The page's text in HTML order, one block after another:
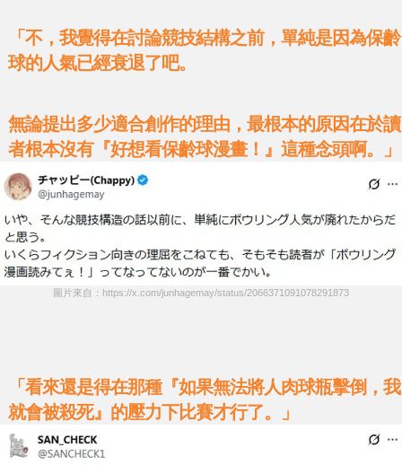
「不，我覺得在討論競技結構之前，單純是因為保齡
球的人氣已經衰退了吧。
無論提出多少適合創作的理由，最根本的原因在於讀
者根本沒有『好想看保齡球漫畫！』這種念頭啊。」
圖片來自：https://x.com/junhagemay/status/2066371091078291873
「看來還是得在那種『如果無法將人肉球瓶擊倒，我
就會被殺死』的壓力下比賽才行了。」